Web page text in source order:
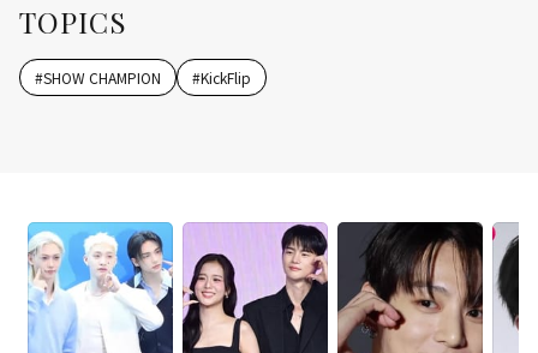
TOPICS
#SHOW CHAMPION #KickFlip